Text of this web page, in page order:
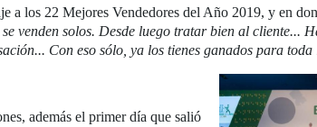
a los 22 Mejores Vendedores del Año 2019, y en
venden solos. Desde luego tratar bien al cliente...
Con eso sólo, ya los tienes ganados para toda
además el primer día que salió